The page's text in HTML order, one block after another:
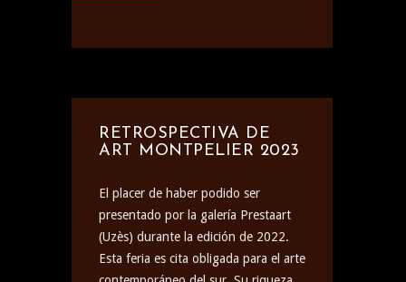
RETROSPECTIVA DE
ART MONTPELIER 2023
El placer de haber podido ser
presentado por la galería Prestaart
(Uzès) durante la edición de 2022.
Esta feria es cita obligada para el arte